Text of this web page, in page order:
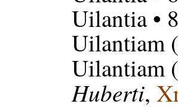
Uilantia•
Uilantiam
Uilantiam
Huberti,